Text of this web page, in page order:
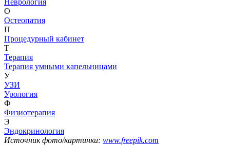
О
Остеопатия
П
Процедурный кабинет
Т
Терапия
Терапия умными капельницами
У
УЗИ
Урология
Ф
Физиотерапия
Э
Эндокринология
Источник фото/картинки: www.freepik.com